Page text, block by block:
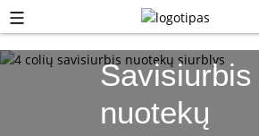
Savisiurbis
nuotekų